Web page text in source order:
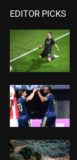
EDITOR PICKS